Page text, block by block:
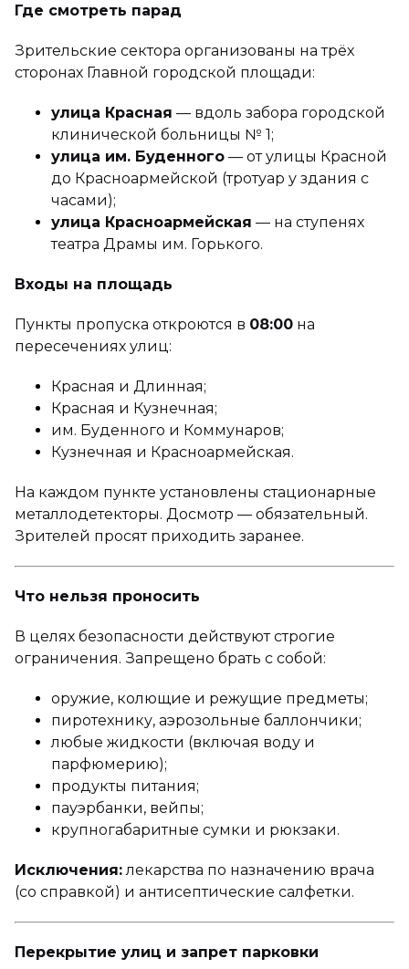
Где смотреть парад
Зрительские сектора организованы на трёх
сторонах Главной городской площади:
улица Красная — вдоль забора городской
клинической больницы № 1;
улица им. Буденного — от улицы Красной
до Красноармейской (тротуар у здания с
часами);
улица Красноармейская — на ступенях
театра Драмы им. Горького.
Входы на площадь
Пункты пропуска откроются в 08:00 на
пересечениях улиц:
Красная и Длинная;
Красная и Кузнечная;
им. Буденного и Коммунаров;
Кузнечная и Красноармейская.
На каждом пункте установлены стационарные
металлодетекторы. Досмотр — обязательный.
Зрителей просят приходить заранее.
Что нельзя проносить
В целях безопасности действуют строгие
ограничения. Запрещено брать с собой:
оружие, колющие и режущие предметы;
пиротехнику, аэрозольные баллончики;
любые жидкости (включая воду и
парфюмерию);
продукты питания;
пауэрбанки, вейпы;
крупногабаритные сумки и рюкзаки.
Исключения: лекарства по назначению врача
(со справкой) и антисептические салфетки.
Перекрытие улиц и запрет парковки